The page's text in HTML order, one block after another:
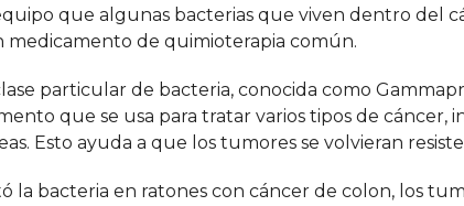
que algunas bacterias que viven dentro del
medicamento de quimioterapia común.
particular de bacteria, conocida como
que se usa para tratar varios tipos de cáncer,
Esto ayuda a que los tumores se volvieran
la bacteria en ratones con cáncer de colon, los